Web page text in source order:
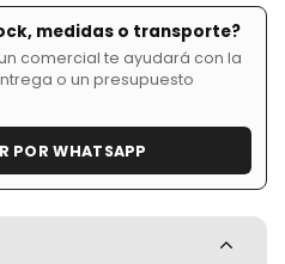
medidas o transporte?
comercial te ayudará con la
o un presupuesto
POR WHATSAPP